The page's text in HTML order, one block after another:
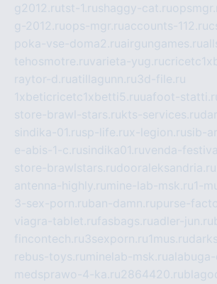
g2012.rutst-1.rushaggy-cat.ru
g-2012.ruops-mgr.ruaccounts-112.ru
poka-vse-doma2.ruairgungames.ru
tehosmotre.ruvarieta-yug.ru
raytor-d.ruatillagunn.ru3d-file.ru
1xbeticricetc1xbetti5.ruuafoot-
store-brawl-stars.rukts-services.ru
sindika-01.rusp-life.rux-legion.rusib-
e-abis-1-c.rusindika01.ruvenda-
store-brawlstars.rudooraleksandria.ru
antenna-highly.ru mine-lab-msk.ru1-
3-sex-porn.ruban-damn.rupurse-
viagra-tablet.rufasbags.ruadler-jun.ru
fincontech.ru3sexporn.ru1mus.ru
rebus-toys.ru minelab-msk.ru
medsprawo-4-ka.ru2864420.ru